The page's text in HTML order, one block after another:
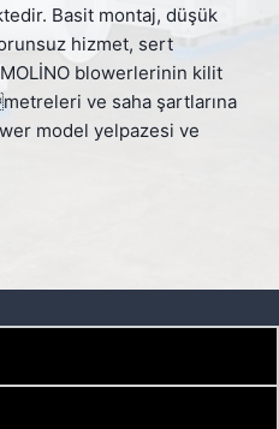
Basit montaj, düşük
hizmet, sert
MOLİNO blowerlerinin kilit
ve saha şartlarına
model yelpazesi ve